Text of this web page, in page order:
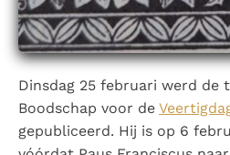
Paus Leo XIV in Pavia: "De
een taak"
Paus in Pavia: St. Augustinus
"naar het innerlijk" toe te
RK Documenten stelt heel
kerkelijke documenten
Katholieke Kerk in het
Dinsdag 25 februari werd de
Boodschap voor de
gepubliceerd. Hij is op 6